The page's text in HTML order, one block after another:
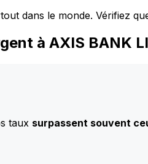
dans le monde. Vérifiez
à AXIS BANK
taux surpassent souvent